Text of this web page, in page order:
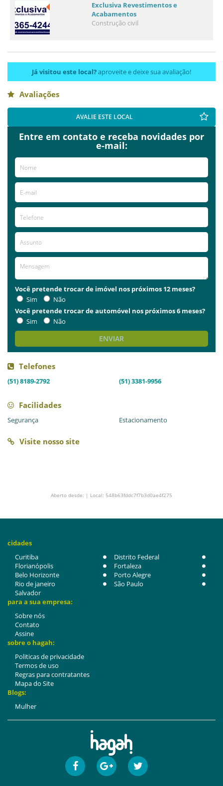
Exclusiva Revestimentos e
Acabamentos
Construção civil
Já visitou este local?aproveite e deixe sua avaliação!
Avaliações
AVALIE ESTE LOCAL
Entre em contato e receba novidades por
e-mail:
Você pretende trocar de imóvel nos próximos 12 meses?
Sim
Não
Você pretende trocar de automóvel nos próximos 6 meses?
Sim
Não
ENVIAR
Telefones
(51) 8189-2792 (51) 3381-9956
Facilidades
Segurança Estacionamento
Visite nosso site
Aberto desde: | Local: 548b63fddc7f7b3d0ae4f275
cidades
Curitiba
Distrito Federal
Florianópolis
Fortaleza
Belo Horizonte
Porto Alegre
Rio de janeiro
São Paulo
Salvador
para a sua empresa:
Sobre nós
Contato
Assine
sobre o hagah:
Politicas de privacidade
Termos de uso
Regras para contratantes
Mapa do Site
Blogs:
Mulher